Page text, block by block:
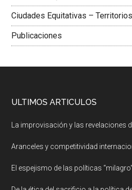
Ciudades Equitativas –
Publicaciones
ULTIMOS ARTICULOS
La improvisación y las revelaciones
Aranceles y competitividad
El espejismo de las políticas “milagro”